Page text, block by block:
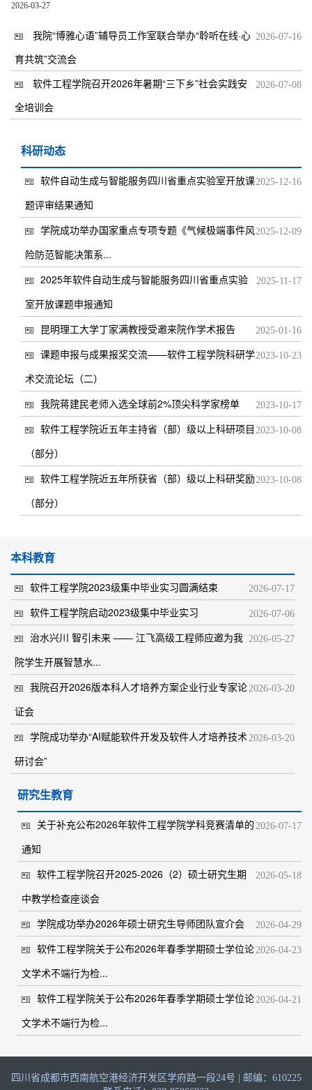
2026-03-27
2026-07-16
我院“博雅心语”辅导员工作室联合举办“聆听在线·心
育共筑”交流会
2026-07-08
软件工程学院召开2026年暑期“三下乡”社会实践安
全培训会
科研动态
2025-12-16
软件自动生成与智能服务四川省重点实验室开放课
题评审结果通知
2025-12-09
学院成功举办国家重点专项专题《气候极端事件风
险防范智能决策系...
2025-11-17
2025年软件自动生成与智能服务四川省重点实验
室开放课题申报通知
2025-01-16
昆明理工大学丁家满教授受邀来院作学术报告
2023-10-23
课题申报与成果报奖交流——软件工程学院科研学
术交流论坛（二）
2023-10-17
我院蒋建民老师入选全球前2%顶尖科学家榜单
2023-10-08
软件工程学院近五年主持省（部）级以上科研项目
（部分）
2023-10-08
软件工程学院近五年所获省（部）级以上科研奖励
（部分）
本科教育
2026-07-17
软件工程学院2023级集中毕业实习圆满结束
2026-07-06
软件工程学院启动2023级集中毕业实习
2026-05-27
治水兴川 智引未来 —— 江飞高级工程师应邀为我
院学生开展智慧水...
2026-03-20
我院召开2026版本科人才培养方案企业行业专家论
证会
2026-03-20
学院成功举办“AI赋能软件开发及软件人才培养技术
研讨会”
研究生教育
2026-07-17
关于补充公布2026年软件工程学院学科竞赛清单的
通知
2026-05-18
软件工程学院召开2025-2026（2）硕士研究生期
中教学检查座谈会
2026-04-29
学院成功举办2026年硕士研究生导师团队宣介会
2026-04-23
软件工程学院关于公布2026年春季学期硕士学位论
文学术不端行为检...
2026-04-21
软件工程学院关于公布2026年春季学期硕士学位论
文学术不端行为检...
四川省成都市西南航空港经济开发区学府路一段24号 | 邮编：610225